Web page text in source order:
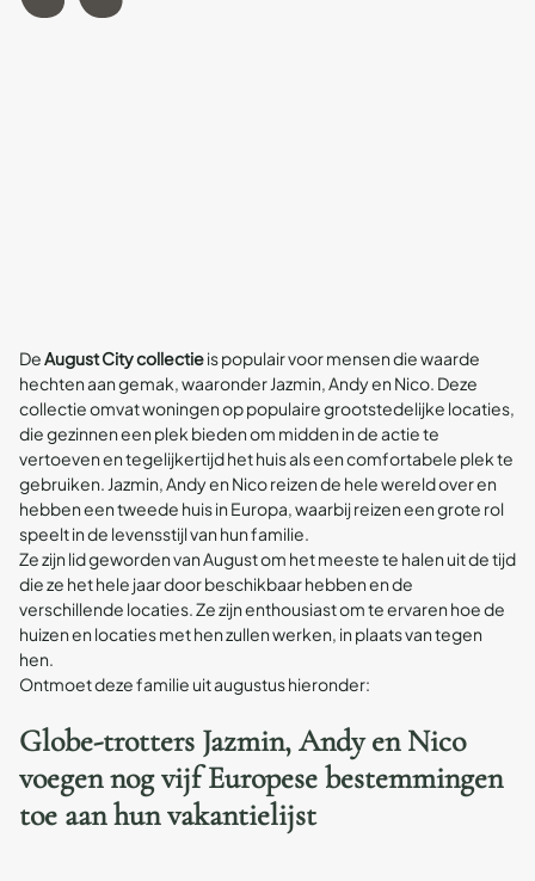
DeAugust City collectieis populair voor mensen die waarde
hechten aan gemak, waaronder Jazmin, Andy en Nico. Deze
collectie omvat woningen op populaire grootstedelijke locaties,
die gezinnen een plek bieden om midden in de actie te
vertoeven en tegelijkertijd het huis als een comfortabele plek te
gebruiken. Jazmin, Andy en Nico reizen de hele wereld over en
hebben een tweede huis in Europa, waarbij reizen een grote rol
speelt in de levensstijl van hun familie.
Ze zijn lid geworden van August om het meeste te halen uit de tijd
die ze het hele jaar door beschikbaar hebben en de
verschillende locaties. Ze zijn enthousiast om te ervaren hoe de
huizen en locaties met hen zullen werken, in plaats van tegen
hen.
Ontmoet deze familie uit augustus hieronder:
Globe-trotters Jazmin, Andy en Nico
voegen nog vijf Europese bestemmingen
toe aan hun vakantielijst